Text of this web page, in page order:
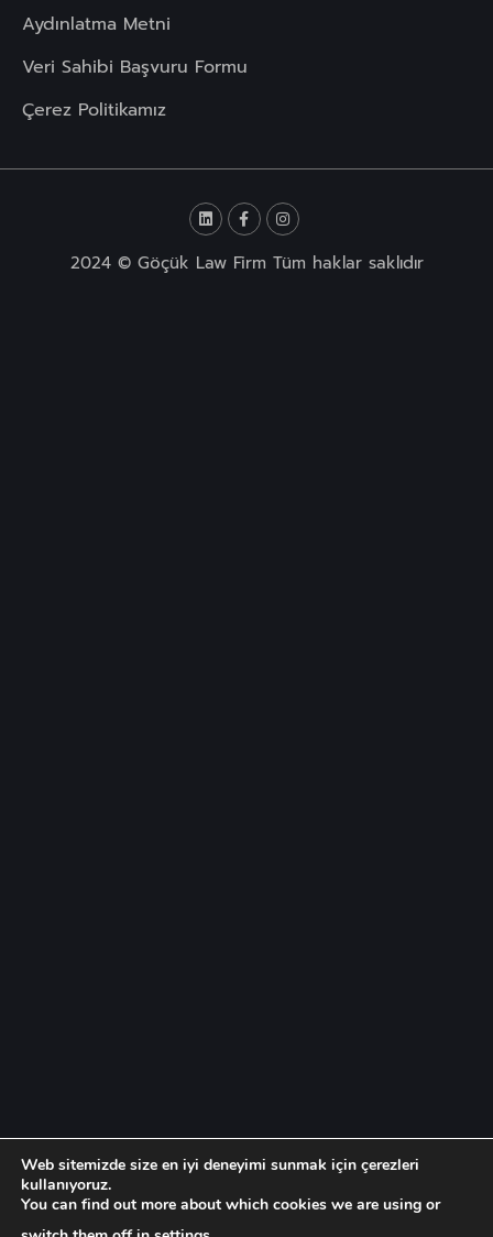
Aydınlatma Metni
Veri Sahibi Başvuru Formu
Çerez Politikamız
2024 © Göçük Law Firm Tüm haklar saklıdır
Web sitemizde size en iyi deneyimi sunmak için çerezleri
kullanıyoruz.
You can find out more about which cookies we are using or